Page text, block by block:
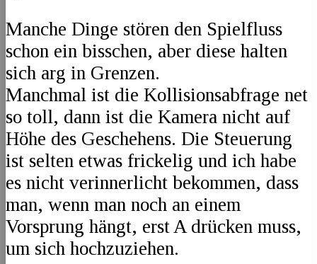
Manche Dinge stören den Spielfluss
schon ein bisschen, aber diese halten
sich arg in Grenzen.
Manchmal ist die Kollisionsabfrage net
so toll, dann ist die Kamera nicht auf
Höhe des Geschehens. Die Steuerung
ist selten etwas frickelig und ich habe
es nicht verinnerlicht bekommen, dass
man, wenn man noch an einem
Vorsprung hängt, erst A drücken muss,
um sich hochzuziehen.